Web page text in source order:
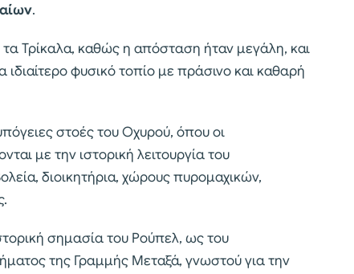
.
Τρίκαλα, καθώς η απόσταση ήταν μεγάλη, και
φυσικό τοπίο με πράσινο και καθαρή
στοές του Οχυρού, όπου οι
με την ιστορική λειτουργία του
διοικητήρια, χώρους πυρομαχικών,
σημασία του Ρούπελ, ως του
της Γραμμής Μεταξά, γνωστού για την